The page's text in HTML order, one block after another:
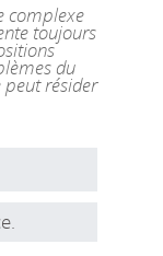
complexe
toujours
du
résider